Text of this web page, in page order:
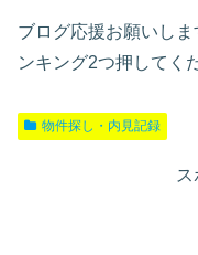
ブログ応援お願いし
ンキング2つ押してく
物件探し・内見記録